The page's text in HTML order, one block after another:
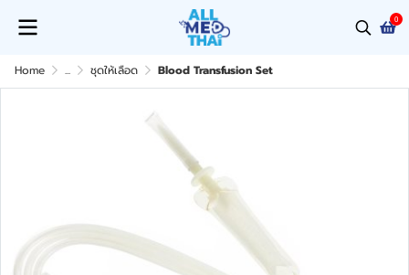
0
Home ... ชุดให้เลือด Blood Transfusion Set